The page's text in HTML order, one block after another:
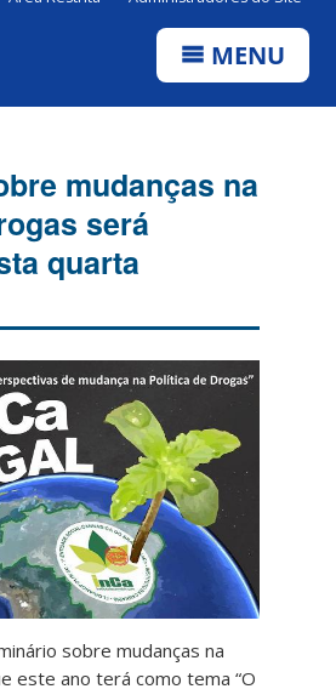
MENU
mudanças na
será
quarta
sobre mudanças na
este ano terá como tema “O